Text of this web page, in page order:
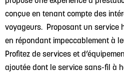
conçue en tenant compte des
voyageurs. Proposant un service
en répondant impeccablement à
Profitez de services et
ajoutée dont le service sans-fil à